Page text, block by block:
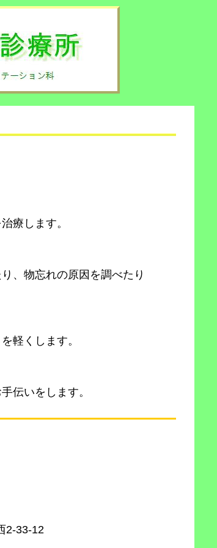
療します。
、物忘れの原因を調べたり
軽くします。
伝いをします。
33-12